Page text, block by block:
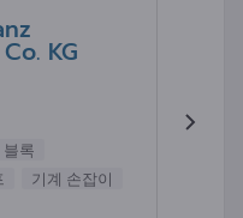
KG
블록
기계 손잡이